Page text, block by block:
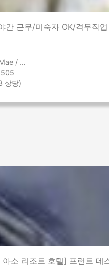
간 근무/미숙자 OK/격무작
前 / 熊本県
상당)
소 리조트 호텔] 프런트 데